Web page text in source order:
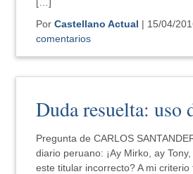
PorCastellano Actual | 15/04/
comentarios
Duda resuelta: uso
Pregunta de CARLOS
diario peruano: ¡Ay Mirko, ay
este titular incorrecto? A mi